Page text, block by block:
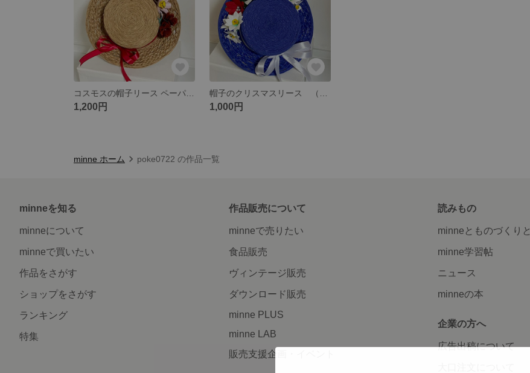
1,200円 1,000円
minne ホーム poke0722 の作品一覧
minneを知る
minneについて
minneで買いたい
作品をさがす
ショップをさがす
ランキング
特集
作品販売について
minneで売りたい
食品販売
ヴィンテージ販売
ダウンロード販売
minne PLUS
minne LAB
販売支援企画・イベント
読みもの
minneとものづくりと
minne学習帖
ニュース
minneの本
企業の方へ
広告出稿について